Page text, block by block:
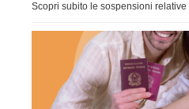
Scopri subito le sospensioni relative